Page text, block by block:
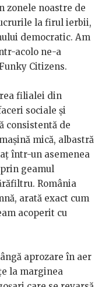
zonele noastre de
la firul ierbii,
democratic. Am
acolo ne-a
Citizens.
filialei din
sociale și
consistentă de
mică, albastră
într-un asemenea
geamul
România
arată exact cum
acoperit cu
aprozare în aer
la marginea